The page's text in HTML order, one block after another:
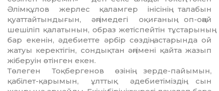
Әлiмқұлов жерлес қаламгер iнiсiнiң талабын
қуаттайтындығын, әңгiмедегi оқиғаның оп-оңай
шешiлiп қалатынын, об­раз жетiспейтiн тұстарының
бар екенiн, әде­биетте әрбiр сөздiң астарында ой
жатуы керектiгiн, сондықтан әңгiменi қай­та жазып
жiберуiн өтiнген екен.
Төлеген Тоқбергенов өзiнiң зерде-пайы­мын,
қабiлет-қарымын, ұлттық әде­бие­тiмiздiң сын